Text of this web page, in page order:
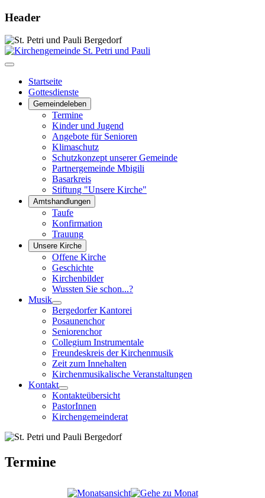
Header
Startseite
Gottesdienste
Gemeindeleben
Termine
Kinder und Jugend
Angebote für Senioren
Klimaschutz
Schutzkonzept unserer Gemeinde
Partnergemeinde Mbigili
Basarkreis
Stiftung "Unsere Kirche"
Amtshandlungen
Taufe
Konfirmation
Trauung
Unsere Kirche
Offene Kirche
Geschichte
Kirchenbilder
Wussten Sie schon...?
Musik
Bergedorfer Kantorei
Posaunenchor
Seniorenchor
Collegium Instrumentale
Freundeskreis der Kirchenmusik
Zeit zum Innehalten
Kirchenmusikalische Veranstaltungen
Kontakt
Kontakteübersicht
PastorInnen
Kirchengemeinderat
Termine